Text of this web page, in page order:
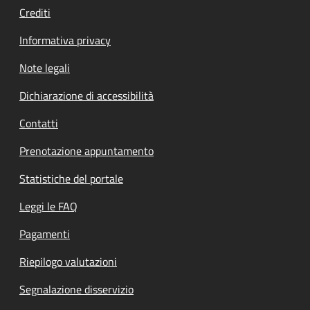
Crediti
Informativa privacy
Note legali
Dichiarazione di accessibilità
Contatti
Prenotazione appuntamento
Statistiche del portale
Leggi le FAQ
Pagamenti
Riepilogo valutazioni
Segnalazione disservizio